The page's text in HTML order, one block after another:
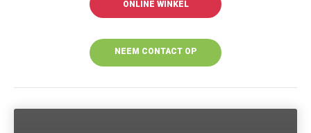
ONLINE WINKEL
NEEM CONTACT OP